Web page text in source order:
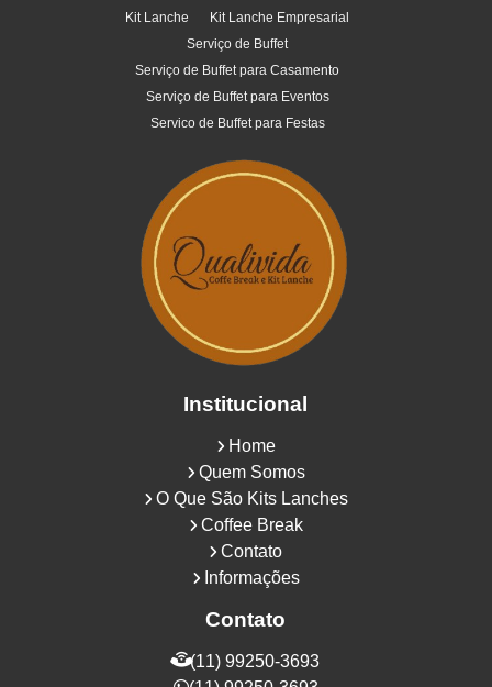
Kit Lanche
Kit Lanche Empresarial
Serviço de Buffet
Serviço de Buffet para Casamento
Serviço de Buffet para Eventos
Servico de Buffet para Festas
Institucional
Home
Quem Somos
O Que São Kits Lanches
Coffee Break
Contato
Informações
Contato
(11) 99250-3693